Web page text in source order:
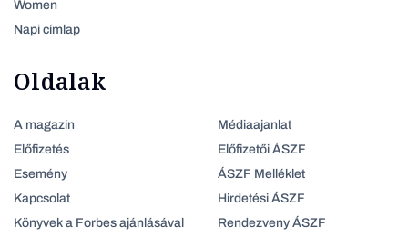
Women
Napi címlap
Oldalak
A magazin
Előfizetés
Esemény
Kapcsolat
Könyvek a Forbes ajánlásával
Médiaajanlat
Előfizetői ÁSZF
ÁSZF Melléklet
Hirdetési ÁSZF
Rendezveny ÁSZF